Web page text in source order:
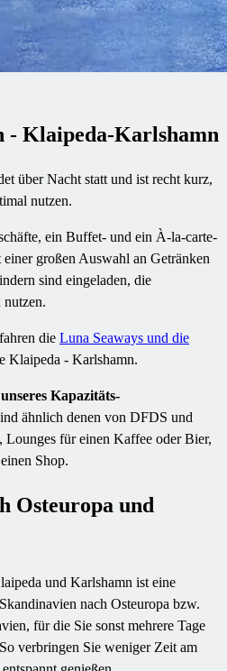
- Klaipeda-Karlshamn
über Nacht statt und ist recht kurz,
nutzen.
ein Buffet- und ein À-la-carte-
großen Auswahl an Getränken
sind eingeladen, die
die Luna Seaways und die
Klaipeda - Karlshamn.
Kapazitäts-
ähnlich denen von DFDS und
Lounges für einen Kaffee oder Bier,
Shop.
Osteuropa und
und Karlshamn ist eine
nach Osteuropa bzw.
für die Sie sonst mehrere Tage
verbringen Sie weniger Zeit am